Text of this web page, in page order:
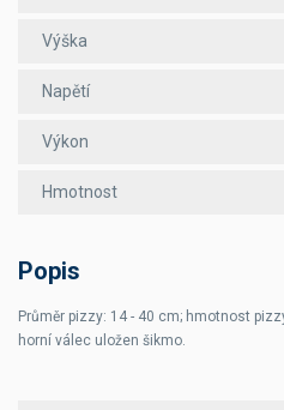
Výška
Napětí
Výkon
Hmotnost
Popis
Průměr pizzy: 14 - 40 cm; hmotnost
horní válec uložen šikmo.